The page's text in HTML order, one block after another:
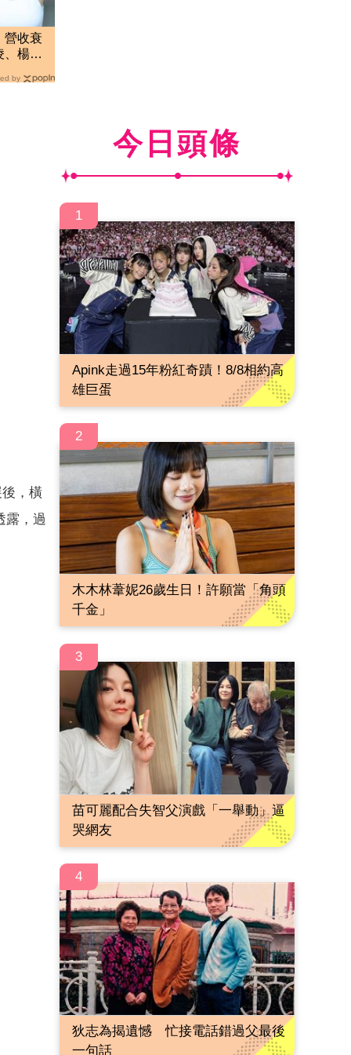
營收衰
、楊丞
by
，橫
露，過
今日頭條
1
Apink走過15年粉紅奇蹟！8/8相約高
雄巨蛋
2
木木林葦妮26歲生日！許願當「角頭
千金」
3
苗可麗配合失智父演戲「一舉動」逼
哭網友
4
狄志為揭遺憾 忙接電話錯過父最後
一句話